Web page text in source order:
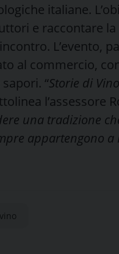
italiane.
e raccontare la
L’evento,
al commercio,
“Storie di
l’assessore
una tradizione
appartengono a